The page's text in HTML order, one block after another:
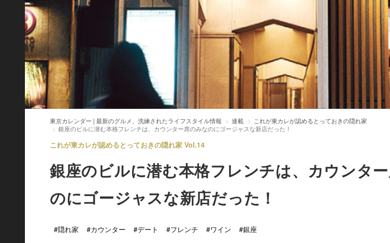
東京カレンダー | 最新のグルメ、洗練されたライフスタイル情報 連載
これが東カレが認めるとっておきの隠れ家
銀座のビルに潜む本格フレンチは、カウンター席のみなのにゴージャスな新店だった！
これが東カレが認めるとっておきの隠れ家 Vol.14
銀座のビルに潜む本格フレンチは、カウンタ
のにゴージャスな新店だった！
#隠れ家 #カウンター #デート #フレンチ #ワイン #銀座